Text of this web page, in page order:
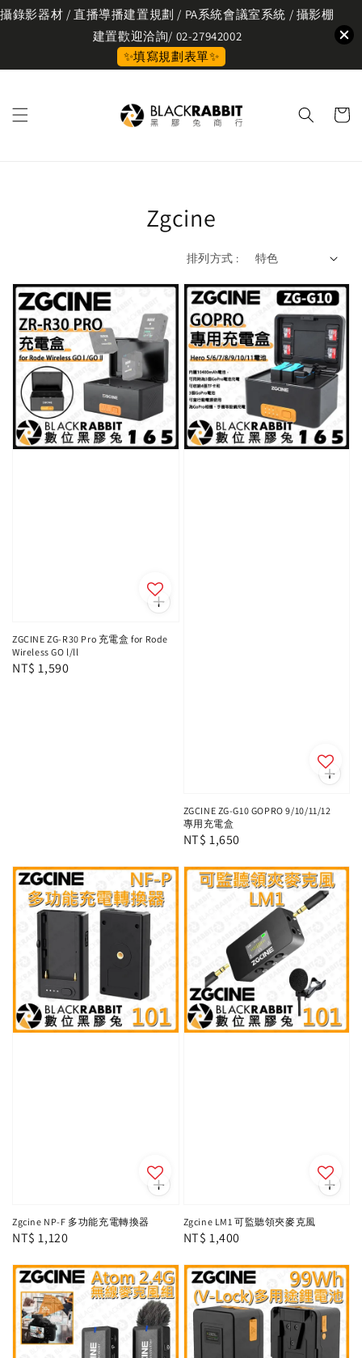
攝錄影器材 / 直播導播建置規劃 / PA系統會議室系統 / 攝影棚
建置歡迎洽詢/ 02-27942002
✨填寫規劃表單✨
Zgcine
排列方式 :
ZGCINE ZG-R30 Pro 充電盒 for Rode
Wireless GO l/ll
Regular
NT$ 1,590
ZGCINE ZG-G10 GOPRO 9/10/11/12
專用充電盒
Regular
NT$ 1,650
Zgcine NP-F 多功能充電轉換器
Regular
NT$ 1,120
Zgcine LM1 可監聽領夾麥克風
Regular
NT$ 1,400